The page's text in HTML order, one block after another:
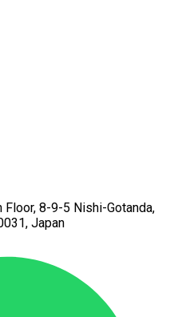
Floor, 8-9-5 Nishi-Gotanda,
Japan